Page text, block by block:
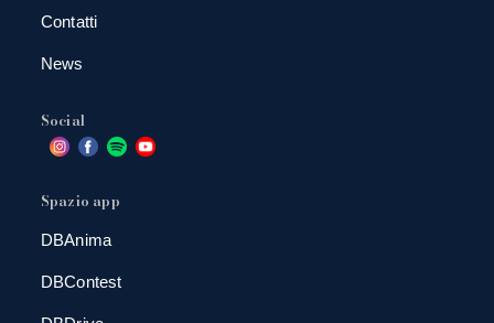
Contatti
News
Social
Spazio app
DBAnima
DBContest